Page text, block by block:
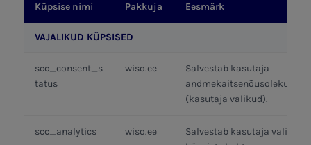
Küpsise nimi Pakkuja Eesmärk
VAJALIKUD KÜPSISED
scc_consent_s
tatus
wiso.ee
Salvestab kasutaja
andmekaitsenõusoleku
(kasutaja valikud).
scc_analytics wiso.ee
Salvestab kasutaja valiku